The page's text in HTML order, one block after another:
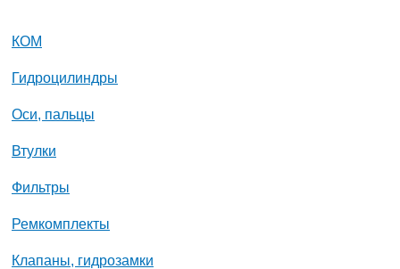
КОМ
Гидроцилиндры
Оси, пальцы
Втулки
Фильтры
Ремкомплекты
Клапаны, гидрозамки